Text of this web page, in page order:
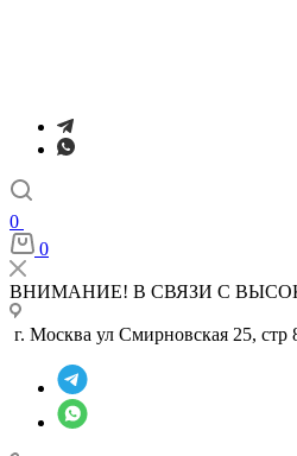
0
0
ВНИМАНИЕ! В СВЯЗИ С
г. Москва ул Смирновская 25, стр